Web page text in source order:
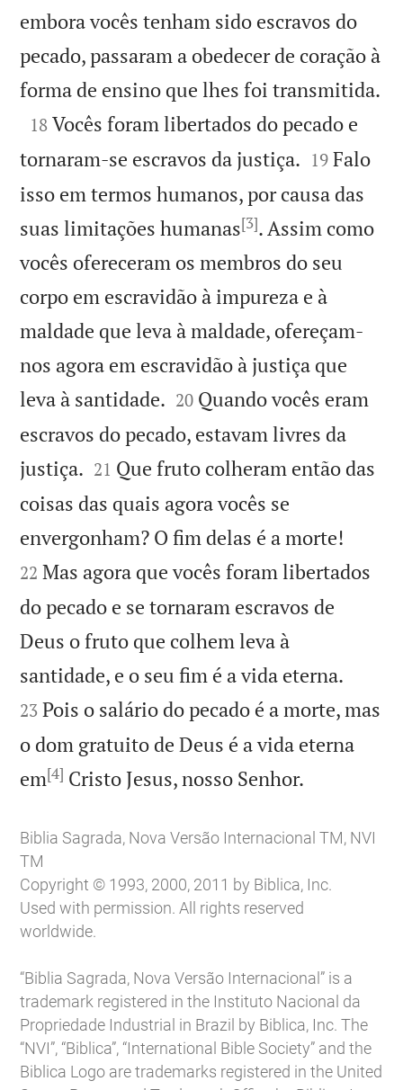
embora vocês tenham sido escravos do
pecado, passaram a obedecer de coração à
forma de ensino que lhes foi transmitida.

18 Vocês foram libertados do pecado e
tornaram-se escravos da justiça. 

19 Falo
isso em termos humanos, por causa das
suas limitações humanas[3]. Assim como
vocês ofereceram os membros do seu
corpo em escravidão à impureza e à
maldade que leva à maldade, ofereçam-
nos agora em escravidão à justiça que
leva à santidade. 

20 Quando vocês eram
escravos do pecado, estavam livres da
justiça. 

21 Que fruto colheram então das
coisas das quais agora vocês se
envergonham? O fim delas é a morte!
22 Mas agora que vocês foram libertados
do pecado e se tornaram escravos de
Deus o fruto que colhem leva à
santidade, e o seu fim é a vida eterna.
23 Pois o salário do pecado é a morte, mas
o dom gratuito de Deus é a vida eterna
em[4] Cristo Jesus, nosso Senhor.
Biblia Sagrada, Nova Versão Internacional TM, NVI
TM
Copyright © 1993, 2000, 2011 by Biblica, Inc.
Used with permission. All rights reserved
worldwide.
“Biblia Sagrada, Nova Versão Internacional” is a
trademark registered in the Instituto Nacional da
Propriedade Industrial in Brazil by Biblica, Inc. The
“NVI”, “Biblica”, “International Bible Society” and the
Biblica Logo are trademarks registered in the United